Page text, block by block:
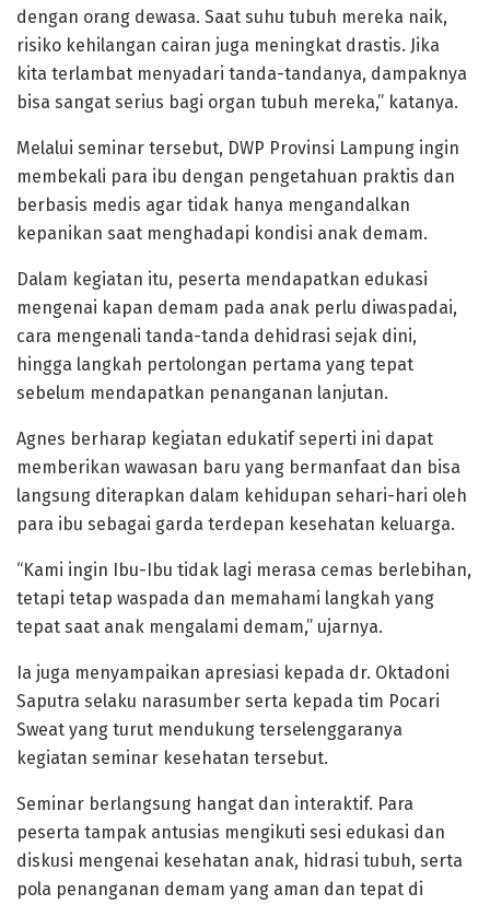
dengan orang dewasa. Saat suhu tubuh mereka naik,
risiko kehilangan cairan juga meningkat drastis. Jika
kita terlambat menyadari tanda-tandanya, dampaknya
bisa sangat serius bagi organ tubuh mereka,” katanya.
Melalui seminar tersebut, DWP Provinsi Lampung ingin
membekali para ibu dengan pengetahuan praktis dan
berbasis medis agar tidak hanya mengandalkan
kepanikan saat menghadapi kondisi anak demam.
Dalam kegiatan itu, peserta mendapatkan edukasi
mengenai kapan demam pada anak perlu diwaspadai,
cara mengenali tanda-tanda dehidrasi sejak dini,
hingga langkah pertolongan pertama yang tepat
sebelum mendapatkan penanganan lanjutan.
Agnes berharap kegiatan edukatif seperti ini dapat
memberikan wawasan baru yang bermanfaat dan bisa
langsung diterapkan dalam kehidupan sehari-hari oleh
para ibu sebagai garda terdepan kesehatan keluarga.
“Kami ingin Ibu-Ibu tidak lagi merasa cemas berlebihan,
tetapi tetap waspada dan memahami langkah yang
tepat saat anak mengalami demam,” ujarnya.
Ia juga menyampaikan apresiasi kepada dr. Oktadoni
Saputra selaku narasumber serta kepada tim Pocari
Sweat yang turut mendukung terselenggaranya
kegiatan seminar kesehatan tersebut.
Seminar berlangsung hangat dan interaktif. Para
peserta tampak antusias mengikuti sesi edukasi dan
diskusi mengenai kesehatan anak, hidrasi tubuh, serta
pola penanganan demam yang aman dan tepat di